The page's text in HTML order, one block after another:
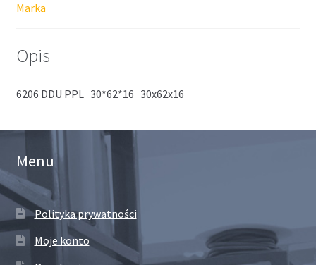
Marka
Opis
6206 DDU PPL 30*62*16 30x62x16
Menu
Polityka prywatności
Moje konto